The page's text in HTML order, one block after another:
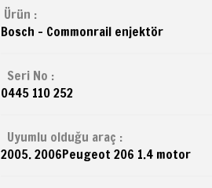
Ürün :
Bosch - Commonrail enjektör
Seri No :
0445 110 252
Uyumlu olduğu araç :
2005. 2006Peugeot206 1.4 motor